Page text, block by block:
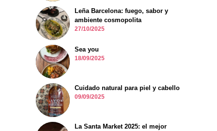
Leña Barcelona: fuego, sabor y
ambiente cosmopolita
27/10/2025
Sea you
18/09/2025
Cuidado natural para piel y cabello
09/09/2025
La Santa Market 2025: el mejor